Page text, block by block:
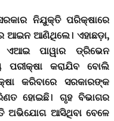
ନିଯୁକ୍ତି ପରିକ୍ଷାରେ
ଆଇନ ଆଣିଥିଲେ। ଏହାଛଡ଼ା,
ପାୱାର ଡ୍ରିଭେନ
ପରୀକ୍ଷା କରାଯିବ ବୋଲି
କରିବାରେ ସରକାରଙ୍କ
ହୋଇଛି। ଗୃହ ବିଭାଗର
ଅଭିଯୋଗ ଆସିଥିବା ବେଳେ